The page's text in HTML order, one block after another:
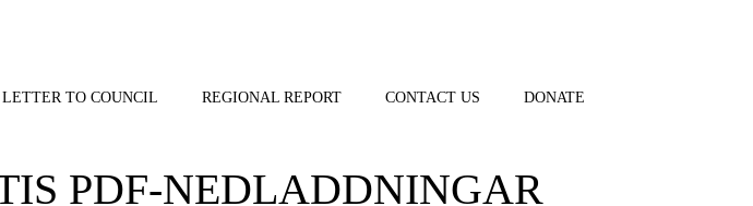
LETTER TO COUNCIL REGIONAL REPORT CONTACT US DONATE
PDF-NEDLADDNINGAR